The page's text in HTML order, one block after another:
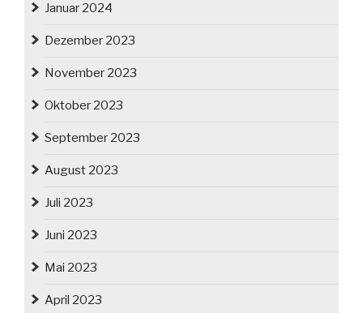
Januar 2024
Dezember 2023
November 2023
Oktober 2023
September 2023
August 2023
Juli 2023
Juni 2023
Mai 2023
April 2023